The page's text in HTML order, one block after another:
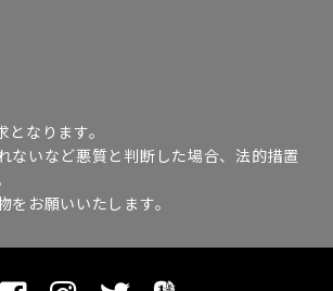
なります。
ないなど悪質と判断した場合、法的措置
をお願いいたします。